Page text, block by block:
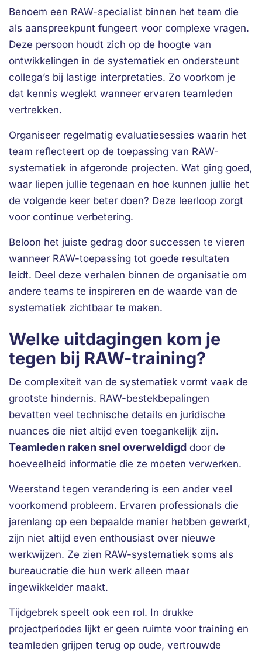
Benoem een RAW-specialist binnen het team die
als aanspreekpunt fungeert voor complexe vragen.
Deze persoon houdt zich op de hoogte van
ontwikkelingen in de systematiek en ondersteunt
collega’s bij lastige interpretaties. Zo voorkom je
dat kennis weglekt wanneer ervaren teamleden
vertrekken.
Organiseer regelmatig evaluatiesessies waarin het
team reflecteert op de toepassing van RAW-
systematiek in afgeronde projecten. Wat ging goed,
waar liepen jullie tegenaan en hoe kunnen jullie het
de volgende keer beter doen? Deze leerloop zorgt
voor continue verbetering.
Beloon het juiste gedrag door successen te vieren
wanneer RAW-toepassing tot goede resultaten
leidt. Deel deze verhalen binnen de organisatie om
andere teams te inspireren en de waarde van de
systematiek zichtbaar te maken.
Welke uitdagingen kom je
tegen bij RAW-training?
De complexiteit van de systematiek vormt vaak de
grootste hindernis. RAW-bestekbepalingen
bevatten veel technische details en juridische
nuances die niet altijd even toegankelijk zijn.
Teamleden raken snel overweldigd door de
hoeveelheid informatie die ze moeten verwerken.
Weerstand tegen verandering is een ander veel
voorkomend probleem. Ervaren professionals die
jarenlang op een bepaalde manier hebben gewerkt,
zijn niet altijd even enthousiast over nieuwe
werkwijzen. Ze zien RAW-systematiek soms als
bureaucratie die hun werk alleen maar
ingewikkelder maakt.
Tijdgebrek speelt ook een rol. In drukke
projectperiodes lijkt er geen ruimte voor training en
teamleden grijpen terug op oude, vertrouwde